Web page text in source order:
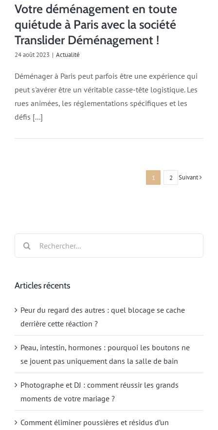
Votre déménagement en toute
quiétude à Paris avec la société
Translider Déménagement !
24 août 2023 | Actualité
Déménager à Paris peut parfois être une expérience qui
peut s'avérer être un véritable casse-tête logistique. Les
rues animées, les réglementations spécifiques et les
défis [...]
1 2 Suivant
Rechercher:
Articles récents
Peur du regard des autres : quel blocage se cache
derrière cette réaction ?
Peau, intestin, hormones : pourquoi les boutons ne
se jouent pas uniquement dans la salle de bain
Photographe et DJ : comment réussir les grands
moments de votre mariage ?
Comment éliminer poussières et résidus d’un